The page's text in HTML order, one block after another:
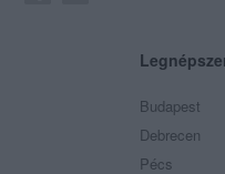
Budapest
Debrecen
Pécs